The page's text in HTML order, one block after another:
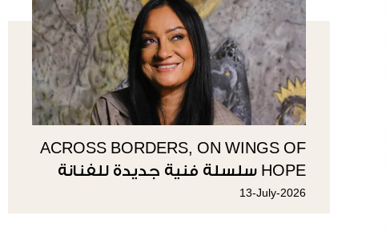
ACROSS BORDERS, ON WINGS OF
HOPE سلسلة فنية جديدة للفنانة
سوزي ناصيف
13-July-2026